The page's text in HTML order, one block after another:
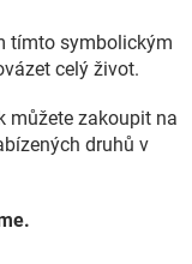
tímto symbolickým
celý život.
můžete zakoupit na
druhů v